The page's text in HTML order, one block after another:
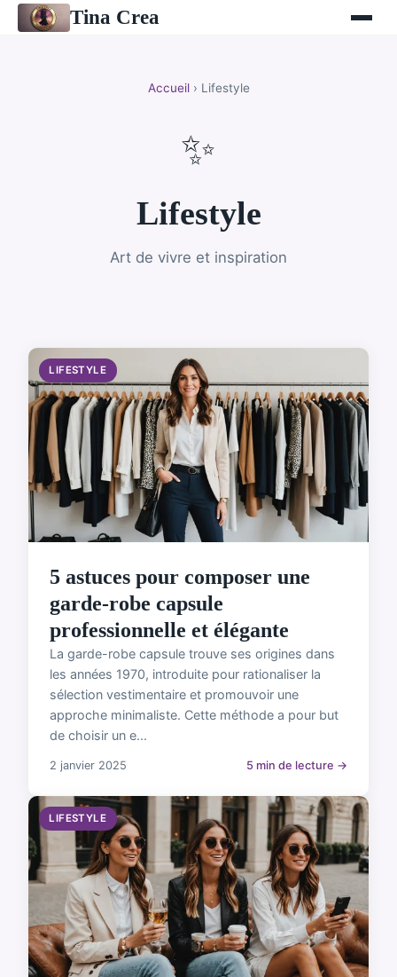
Tina Crea
Accueil› Lifestyle
✨
Lifestyle
Art de vivre et inspiration
LIFESTYLE
5 astuces pour composer une
garde-robe capsule
professionnelle et élégante
La garde-robe capsule trouve ses origines dans
les années 1970, introduite pour rationaliser la
sélection vestimentaire et promouvoir une
approche minimaliste. Cette méthode a pour but
de choisir un e...
2 janvier 2025 5 min de lecture →
LIFESTYLE